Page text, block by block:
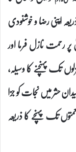
اپنی رضا و خوشنودی
رحمت نازل فرما اور
تک پہنچنے کا وسیلہ،
حشر میں نجات کو جزا
تک پہنچے کا ذریعہ